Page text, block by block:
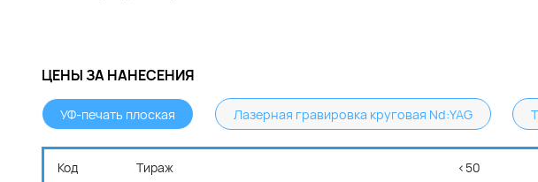
ЦЕНЫ ЗА НАНЕСЕНИЯ
УФ-печать плоская Лазерная гравировка круговая Nd:YAG
Код Тираж <50